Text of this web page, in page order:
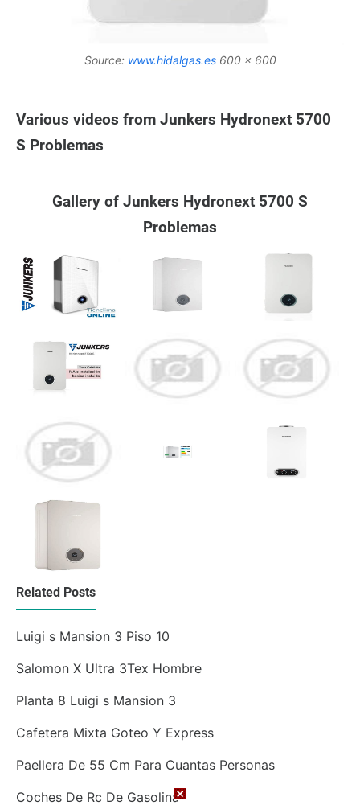
Source: www.hidalgas.es600 x 600
Various videos from Junkers Hydronext 5700
S Problemas
Gallery of Junkers Hydronext 5700 S
Problemas
Related Posts
Luigi s Mansion 3 Piso 10
Salomon X Ultra 3Tex Hombre
Planta 8 Luigi s Mansion 3
Cafetera Mixta Goteo Y Express
Paellera De 55 Cm Para Cuantas Personas
Coches De Rc De Gasolina